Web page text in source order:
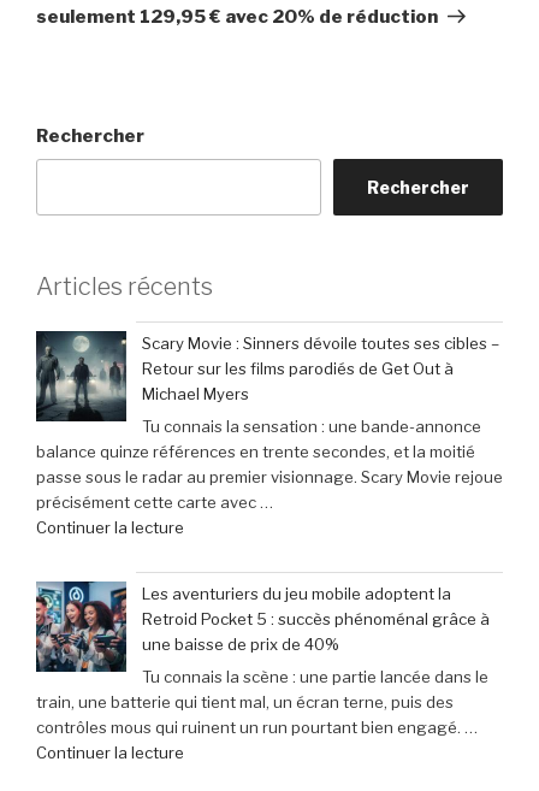
seulement 129,95 € avec 20% de réduction
Rechercher
Rechercher
Articles récents
Scary Movie : Sinners dévoile toutes ses cibles –
Retour sur les films parodiés de Get Out à
Michael Myers
Tu connais la sensation : une bande-annonce
balance quinze références en trente secondes, et la moitié
passe sous le radar au premier visionnage. Scary Movie rejoue
précisément cette carte avec …
Continuer la lecture
Movie
:
Sinners
dévoile
toutes
ses
cibles
Les aventuriers du jeu mobile adoptent la
Retroid Pocket 5 : succès phénoménal grâce à
une baisse de prix de 40%
Tu connais la scène : une partie lancée dans le
train, une batterie qui tient mal, un écran terne, puis des
contrôles mous qui ruinent un run pourtant bien engagé. …
Continuer la lecture